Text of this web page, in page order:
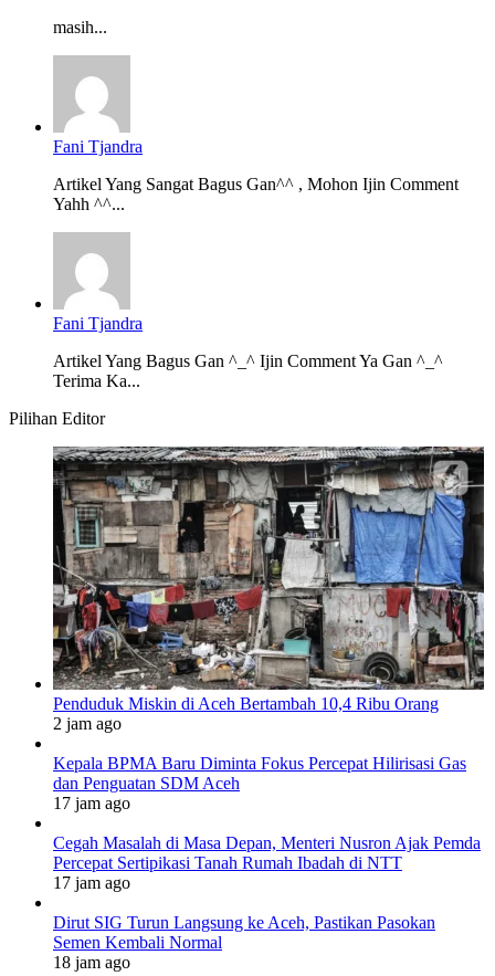
masih...
Fani Tjandra
Artikel Yang Sangat Bagus Gan^^ , Mohon Ijin Comment
Yahh ^^...
Fani Tjandra
Artikel Yang Bagus Gan ^_^ Ijin Comment Ya Gan ^_^
Terima Ka...
Pilihan Editor
Penduduk Miskin di Aceh Bertambah 10,4 Ribu Orang
2 jam ago
Kepala BPMA Baru Diminta Fokus Percepat Hilirisasi Gas
dan Penguatan SDM Aceh
17 jam ago
Cegah Masalah di Masa Depan, Menteri Nusron Ajak Pemda
Percepat Sertipikasi Tanah Rumah Ibadah di NTT
17 jam ago
Dirut SIG Turun Langsung ke Aceh, Pastikan Pasokan
Semen Kembali Normal
18 jam ago